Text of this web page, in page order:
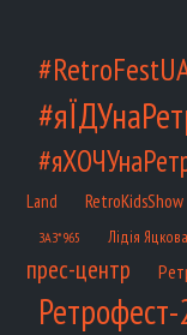
Land
RetroKidsShow
ЗАЗ*965 Лідія Яцкова
прес-центр